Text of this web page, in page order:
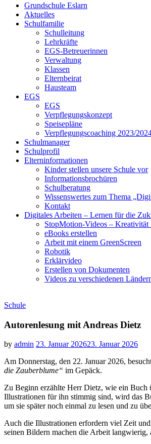
Grundschule Eslarn
Aktuelles
Schulfamilie
Schulleitung
Lehrkräfte
EGS-Betreuerinnen
Verwaltung
Klassen
Elternbeirat
Hausteam
EGS
EGS
Verpflegungskonzept
Speisepläne
Verpflegungscoaching 2023/
Schulmanager
Schulprofil
Elterninformationen
Kinder stellen unsere Schule vor
Informationsbrochüren
Schulberatung
Wissenswertes zum Thema
Kontakt
Digitales Arbeiten – Lernen für die
StopMotion-Videos – Kreativität
eBooks erstellen
Arbeit mit einem GreenScreen
Robotik
Erklärvideo
Erstellen von Dokumenten
Videos zu verschiedenen
Schule
Autorenlesung mit Andreas Dietz
by admin 23. Januar 202623. Januar 2026
Am Donnerstag, den 22. Januar 2026,
die Zauberblume“ im Gepäck.
Zu Beginn erzählte Herr Dietz, wie ein Buch
Illustrationen für ihn stimmig sind, wird das
um sie später noch einmal zu lesen und zu
Auch die Illustrationen erfordern viel Zeit
seinen Bildern machen die Arbeit langwierig,